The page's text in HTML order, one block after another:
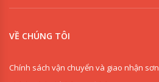
VỀ CHÚNG TÔI
Chính sách vận chuyển và giao nhận sơn